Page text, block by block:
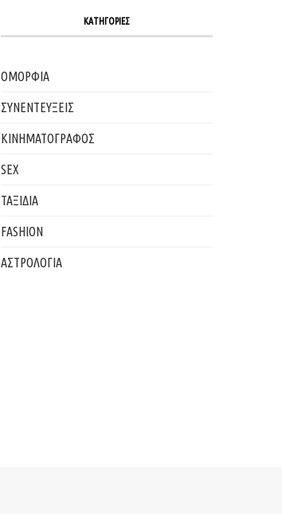
ΚΑΤΗΓΟΡΙΕΣ
ΟΜΟΡΦΙΑ
ΣΥΝΕΝΤΕΥΞΕΙΣ
ΚΙΝΗΜΑΤΟΓΡΑΦΟΣ
SEX
ΤΑΞΙΔΙΑ
FASHION
ΑΣΤΡΟΛΟΓΙΑ